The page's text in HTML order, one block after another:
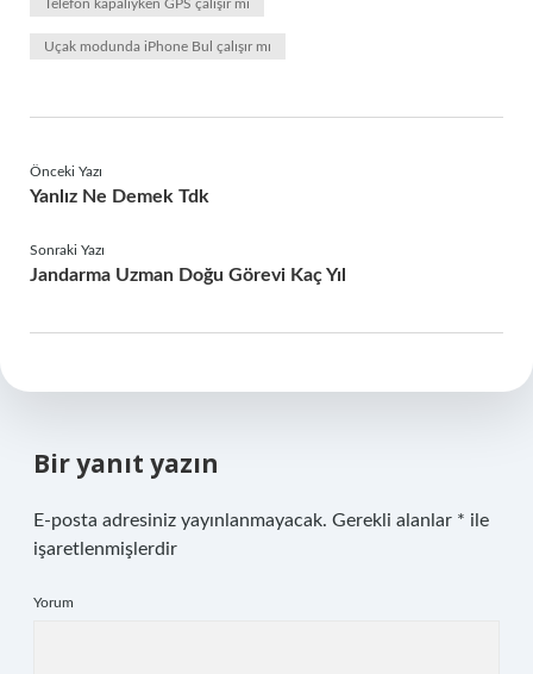
Telefon kapalıyken GPS çalışır mı
Uçak modunda iPhone Bul çalışır mı
Önceki Yazı
Yanlız Ne Demek Tdk
Sonraki Yazı
Jandarma Uzman Doğu Görevi Kaç Yıl
Bir yanıt yazın
E-posta adresiniz yayınlanmayacak. Gerekli alanlar * ile
işaretlenmişlerdir
Yorum